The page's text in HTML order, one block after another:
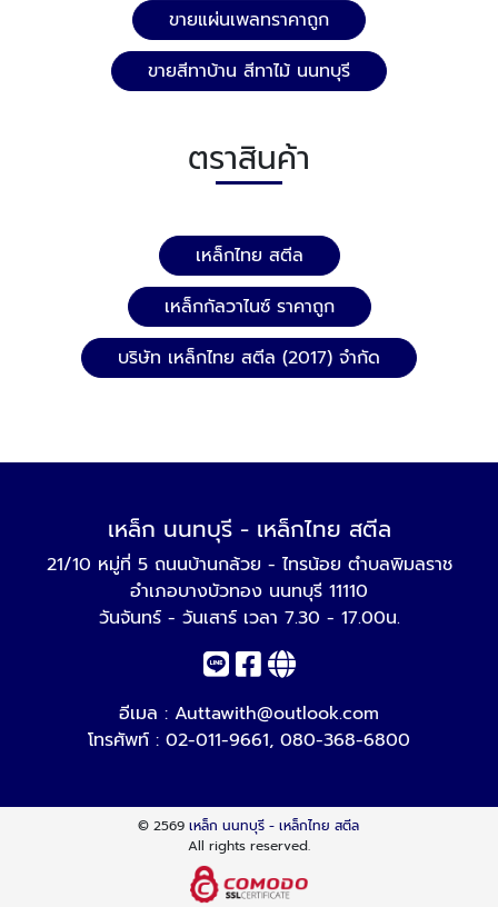
ขายแผ่นเพลทราคาถูก
ขายสีทาบ้าน สีทาไม้ นนทบุรี
ตราสินค้า
เหล็กไทย สตีล
เหล็กกัลวาไนซ์ ราคาถูก
บริษัท เหล็กไทย สตีล (2017) จำกัด
เหล็ก นนทบุรี - เหล็กไทย สตีล
21/10 หมู่ที่ 5 ถนนบ้านกล้วย - ไทรน้อย ตำบลพิมลราช
อำเภอบางบัวทอง นนทบุรี 11110
วันจันทร์ - วันเสาร์ เวลา 7.30 - 17.00น.
อีเมล : Auttawith@outlook.com
โทรศัพท์ : 02-011-9661, 080-368-6800
© 2569เหล็ก นนทบุรี - เหล็กไทย สตีล
All rights reserved.